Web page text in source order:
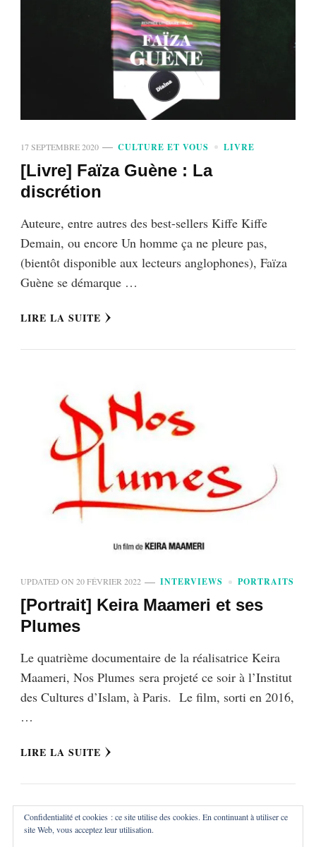
17 SEPTEMBRE 2020 CULTURE ET VOUS LIVRE
[Livre] Faïza Guène : La
discrétion
Auteure, entre autres des best-sellers Kiffe Kiffe
Demain, ou encore Un homme ça ne pleure pas,
(bientôt disponible aux lecteurs anglophones), Faïza
Guène se démarque …
LIRE LA SUITE
UPDATED ON 20 FÉVRIER 2022 INTERVIEWS PORTRAITS
[Portrait] Keira Maameri et ses
Plumes
Le quatrième documentaire de la réalisatrice Keira
Maameri, Nos Plumes sera projeté ce soir à l’Institut
des Cultures d’Islam, à Paris. Le film, sorti en 2016,
…
LIRE LA SUITE
Confidentialité et cookies : ce site utilise des cookies. En continuant à utiliser ce
site Web, vous acceptez leur utilisation.